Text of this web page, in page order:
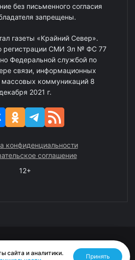
без письменного согласия
запрещены.
газеты «Крайний Север».
регистрации СМИ Эл № ФС 77
Федеральной службой по
связи, информационных
массовых коммуникаций 8
декабря 2021 г.
конфиденциальности
соглашение
12+
сайта и аналитики.
Принять